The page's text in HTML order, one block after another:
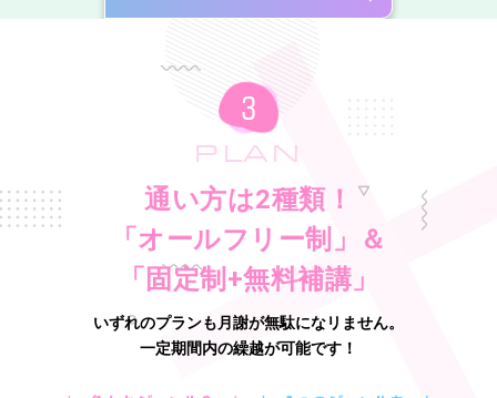
PLAN
通い方は2種類！
「オールフリー制」＆
「固定制+無料補講」
いずれのプランも月謝が無駄になリません。
一定期間内の繰越が可能です！